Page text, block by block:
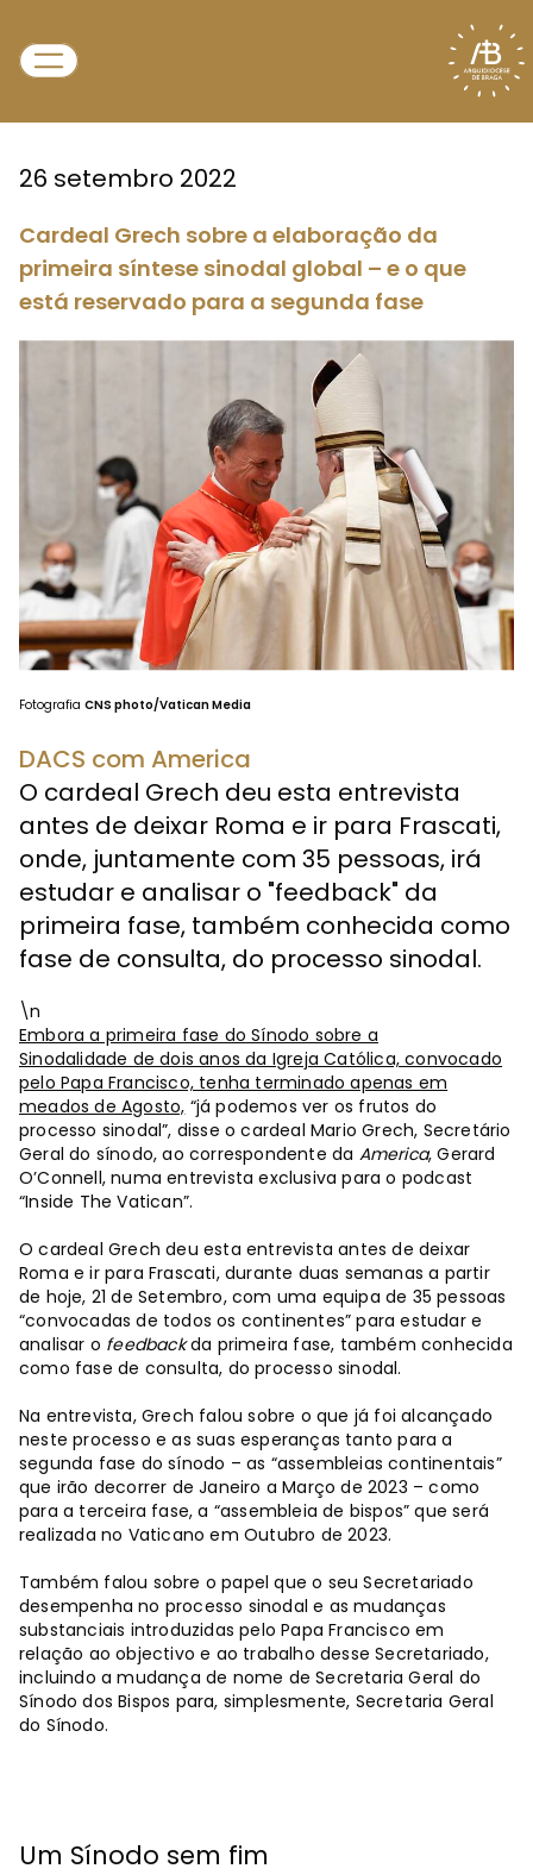
26 setembro 2022
Cardeal Grech sobre a elaboração da
primeira síntese sinodal global – e o que
está reservado para a segunda fase
Fotografia CNS photo/Vatican Media
DACS com America
O cardeal Grech deu esta entrevista
antes de deixar Roma e ir para Frascati,
onde, juntamente com 35 pessoas, irá
estudar e analisar o "feedback" da
primeira fase, também conhecida como
fase de consulta, do processo sinodal.
\n
Embora a primeira fase do Sínodo sobre a
Sinodalidade de dois anos da Igreja Católica, convocado
pelo Papa Francisco, tenha terminado apenas em
meados de Agosto, “já podemos ver os frutos do
processo sinodal”, disse o cardeal Mario Grech, Secretário
Geral do sínodo, ao correspondente da America, Gerard
O’Connell, numa entrevista exclusiva para o podcast
“Inside The Vatican”.
O cardeal Grech deu esta entrevista antes de deixar
Roma e ir para Frascati, durante duas semanas a partir
de hoje, 21 de Setembro, com uma equipa de 35 pessoas
“convocadas de todos os continentes” para estudar e
analisar o feedbackda primeira fase, também conhecida
como fase de consulta, do processo sinodal.
Na entrevista, Grech falou sobre o que já foi alcançado
neste processo e as suas esperanças tanto para a
segunda fase do sínodo – as “assembleias continentais”
que irão decorrer de Janeiro a Março de 2023 – como
para a terceira fase, a “assembleia de bispos” que será
realizada no Vaticano em Outubro de 2023.
Também falou sobre o papel que o seu Secretariado
desempenha no processo sinodal e as mudanças
substanciais introduzidas pelo Papa Francisco em
relação ao objectivo e ao trabalho desse Secretariado,
incluindo a mudança de nome de Secretaria Geral do
Sínodo dos Bispos para, simplesmente, Secretaria Geral
do Sínodo.
Um Sínodo sem fim